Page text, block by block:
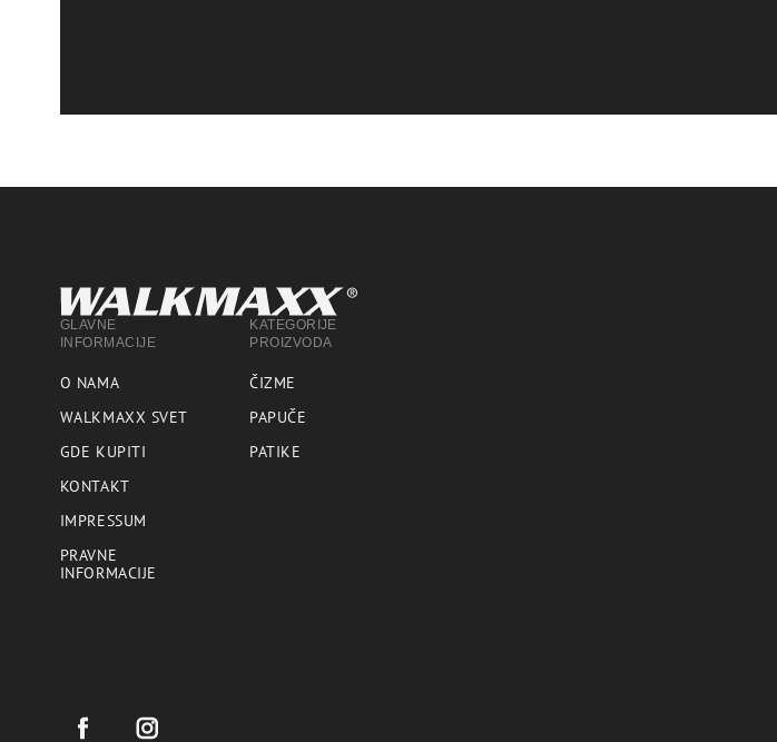
GLAVNE
INFORMACIJE
O NAMA
WALKMAXX SVET
GDE KUPITI
KONTAKT
IMPRESSUM
PRAVNE
INFORMACIJE
KATEGORIJE
PROIZVODA
ČIZME
PAPUČE
PATIKE